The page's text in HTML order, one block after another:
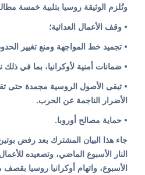
وتُلزم الوثيقة روسيا بتلبية خمسة
• وقف الأعمال العدائية؛
• تجميد خط المواجهة ومنع تغيير الحدود
• ضمانات أمنية لأوكرانيا، بما في
• تبقى الأصول الروسية مجمدة حتى
الأضرار الناجمة عن الحرب.
• حماية مصالح أوروبا.
جاء هذا البيان المشترك بعد رفض
النار الأسبوع الماضي، وتصعيده
الأسبوع، واتهام أوكرانيا روسيا